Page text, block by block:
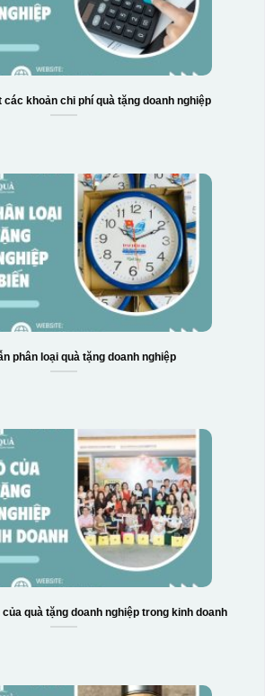
các khoản chi phí quà tặng doanh nghiệp
phân loại quà tặng doanh nghiệp
quà tặng doanh nghiệp trong kinh doanh